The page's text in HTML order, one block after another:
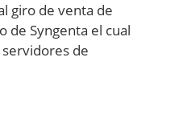
giro de venta de
Syngenta el cual
de